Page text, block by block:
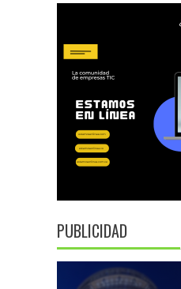
PUBLICIDAD